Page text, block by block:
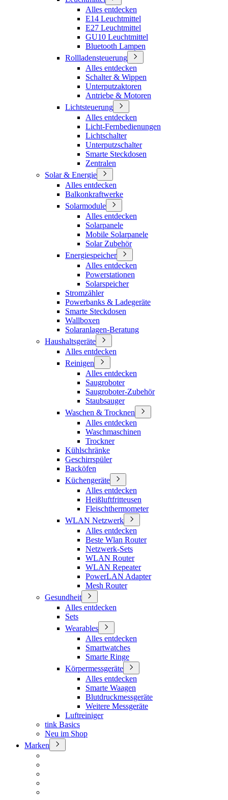
Alles entdecken
E14 Leuchtmittel
E27 Leuchtmittel
GU10 Leuchtmittel
Bluetooth Lampen
Rollladensteuerung
Alles entdecken
Schalter & Wippen
Unterputzaktoren
Antriebe & Motoren
Lichtsteuerung
Alles entdecken
Licht-Fernbedienungen
Lichtschalter
Unterputzschalter
Smarte Steckdosen
Zentralen
Solar & Energie
Alles entdecken
Balkonkraftwerke
Solarmodule
Alles entdecken
Solarpanele
Mobile Solarpanele
Solar Zubehör
Energiespeicher
Alles entdecken
Powerstationen
Solarspeicher
Stromzähler
Powerbanks & Ladegeräte
Smarte Steckdosen
Wallboxen
Solaranlagen-Beratung
Haushaltsgeräte
Alles entdecken
Reinigen
Alles entdecken
Saugroboter
Saugroboter-Zubehör
Staubsauger
Waschen & Trocknen
Alles entdecken
Waschmaschinen
Trockner
Kühlschränke
Geschirrspüler
Backöfen
Küchengeräte
Alles entdecken
Heißluftfritteusen
Fleischthermometer
WLAN Netzwerk
Alles entdecken
Beste Wlan Router
Netzwerk-Sets
WLAN Router
WLAN Repeater
PowerLAN Adapter
Mesh Router
Gesundheit
Alles entdecken
Sets
Wearables
Alles entdecken
Smartwatches
Smarte Ringe
Körpermessgeräte
Alles entdecken
Smarte Waagen
Blutdruckmessgeräte
Weitere Messgeräte
Luftreiniger
tink Basics
Neu im Shop
Marken